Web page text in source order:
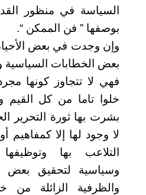
السياسة في منظور
بوصفها ” فن الممكن “.
وإن وجدت في بعض
بعض الخطابات السياسية
فهي لا تتجاوز كونها
خلوا تاما من كل القيم
بشرت بها ثورة التحرير
لا وجود لها إلا كمفاهيم
التلاعب بها
وسياسية لتحقيق بعض
والظرفية الزائلة